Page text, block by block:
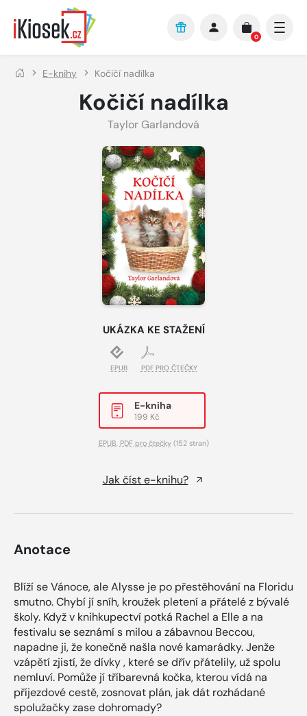
Přejít na hlavní obsah
0
E-knihy Kočičí nadílka
Kočičí nadílka
Taylor Garlandová
UKÁZKA KE STAŽENÍ
EPUB PDF PRO ČTEČKY
E-kniha
199 Kč
EPUB, PDF pro čtečky(152 stran)
Jak číst e-knihu?
Anotace
Blíží se Vánoce, ale Alysse je po přestěhování na Floridu
smutno. Chybí jí sníh, kroužek pletení a přátelé z bývalé
školy. Když v knihkupectví potká Rachel a Elle a na
festivalu se seznámí s milou a zábavnou Beccou,
napadne ji, že konečně našla nové kamarádky. Jenže
vzápětí zjistí, že dívky , které se dřív přátelily, už spolu
nemluví. Pomůže jí tříbarevná kočka, kterou vídá na
příjezdové cestě, zosnovat plán, jak dát rozhádané
spolužačky zase dohromady?